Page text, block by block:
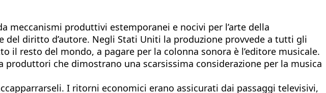
meccanismi produttivi estemporanei e nocivi per l’arte della
diritto d’autore. Negli Stati Uniti la produzione provvede a tutti gli
resto del mondo, a pagare per la colonna sonora è l’editore musicale.
che dimostrano una scarsissima considerazione per la musica
I ritorni economici erano assicurati dai passaggi televisivi,